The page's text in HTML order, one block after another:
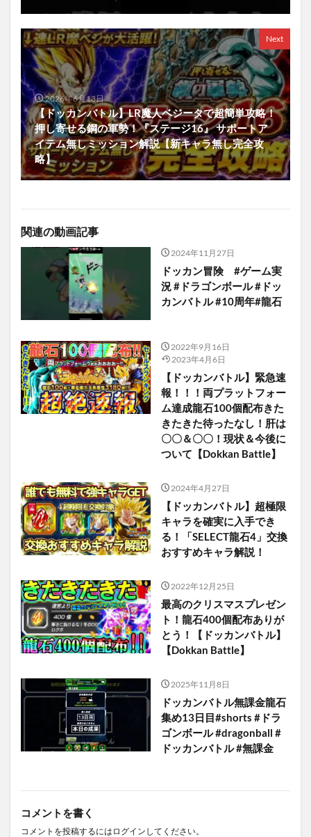
Next
2026年6月13日
【ドッカンバトル】LR魔人ベジータで超簡単攻略！
押し寄せる鋼の軍勢！『ステージ16』 サポートア
イテム無しミッション解説【新キャラ無し完全攻
略】
関連の動画記事
2024年11月27日
ドッカン冒険 #ゲーム実
況 #ドラゴンボール #ドッ
カンバトル #10周年#龍石
2022年9月16日
2023年4月6日
【ドッカンバトル】緊急速
報！！！両プラットフォー
ム達成龍石100個配布きた
きたきた待ったなし！肝は
〇〇＆〇〇！現状＆今後に
ついて【Dokkan Battle】
2024年4月27日
【ドッカンバトル】超極限
キャラを確実に入手でき
る！「SELECT龍石4」交換
おすすめキャラ解説！
2022年12月25日
最高のクリスマスプレゼン
ト！龍石400個配布ありが
とう！【ドッカンバトル】
【Dokkan Battle】
2025年11月8日
ドッカンバトル無課金龍石
集め13日目#shorts #ドラ
ゴンボール #dragonball #
ドッカンバトル #無課金
コメントを書く
コメントを投稿するには ログイン してください。